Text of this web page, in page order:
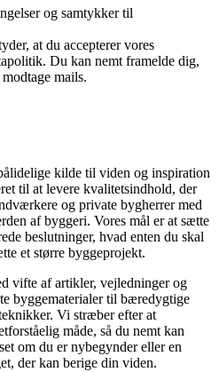
og samtykker til
at du accepterer vores
Du kan nemt framelde dig,
mails.
kilde til viden og inspiration
til at levere kvalitetsindhold, der
og private bygherrer med
af byggeri. Vores mål er at sætte
beslutninger, hvad enten du skal
et større byggeprojekt.
vifte af artikler, vejledninger og
byggematerialer til bæredygtige
Vi stræber efter at
måde, så du nemt kan
om du er nybegynder eller en
der kan berige din viden.